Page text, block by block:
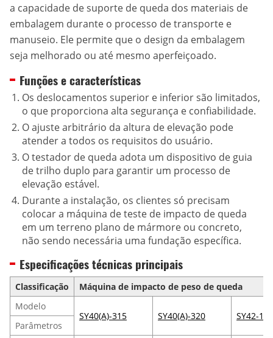
a capacidade de suporte de queda dos materiais de
embalagem durante o processo de transporte e
manuseio. Ele permite que o design da embalagem
seja melhorado ou até mesmo aperfeiçoado.
Funções e características
Os deslocamentos superior e inferior são limitados,
o que proporciona alta segurança e confiabilidade.
O ajuste arbitrário da altura de elevação pode
atender a todos os requisitos do usuário.
O testador de queda adota um dispositivo de guia
de trilho duplo para garantir um processo de
elevação estável.
Durante a instalação, os clientes só precisam
colocar a máquina de teste de impacto de queda
em um terreno plano de mármore ou concreto,
não sendo necessária uma fundação específica.
Especificações técnicas principais
Classificação
Máquina de impacto de peso de queda
Modelo
SY40(A)-315
SY40(A)-320
SY42-
Parâmetros